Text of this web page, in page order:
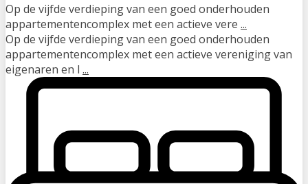
Op de vijfde verdieping van een goed onderhouden
appartementencomplex met een actieve vere ...
Op de vijfde verdieping van een goed onderhouden
appartementencomplex met een actieve vereniging van
eigenaren en l ...